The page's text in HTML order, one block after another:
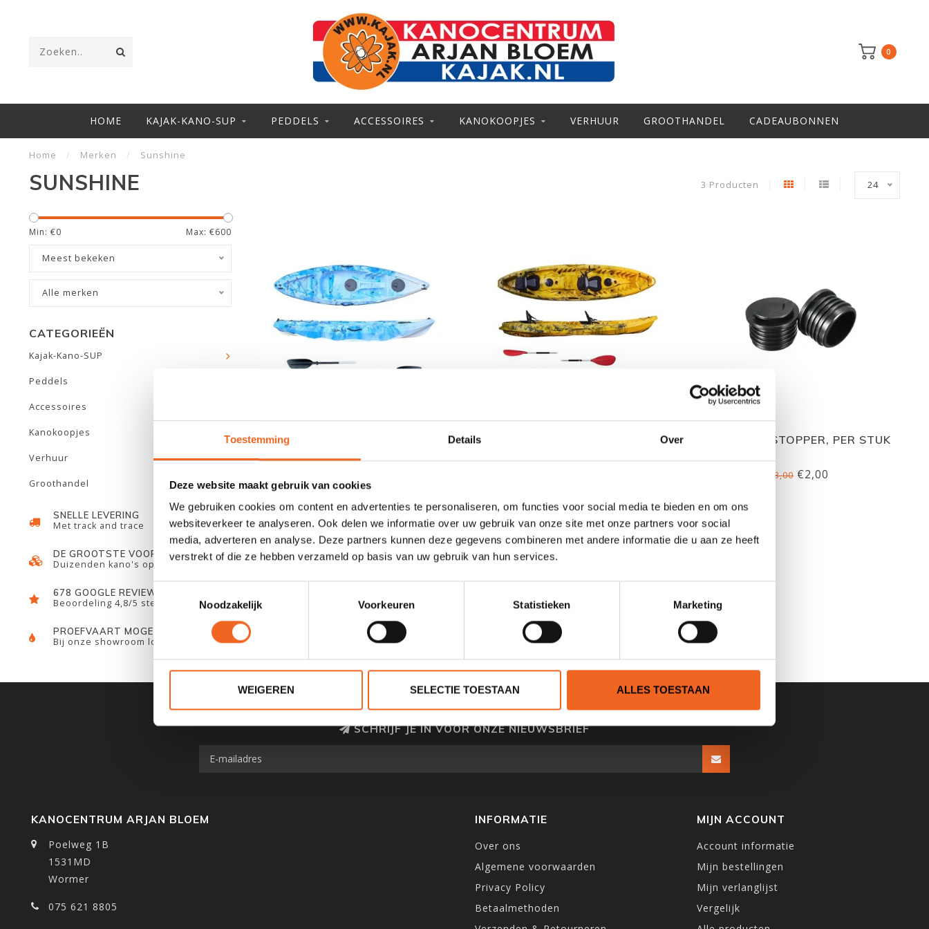
Toestemming Details Over
Deze website maakt gebruik van cookies
We gebruiken cookies om content en advertenties te personaliseren, om functies voor social media te bieden en om ons
websiteverkeer te analyseren. Ook delen we informatie over uw gebruik van onze site met onze partners voor social
media, adverteren en analyse. Deze partners kunnen deze gegevens combineren met andere informatie die u aan ze heeft
verstrekt of die ze hebben verzameld op basis van uw gebruik van hun services.
Noodzakelijk
Voorkeuren Statistieken Marketing
WEIGEREN SELECTIE TOESTAAN ALLES TOESTAAN
0
HOME KAJAK-KANO-SUP PEDDELS ACCESSOIRES KANOKOOPJES VERHUUR GROOTHANDEL CADEAUBONNEN
Home / Merken / Sunshine
SUNSHINE 3 Producten 24
Min: €0 Max: €600
Meest bekeken
Alle merken
CATEGORIEËN
Kajak-Kano-SUP
Peddels
Accessoires
Kanokoopjes
Verhuur
Groothandel
SNELLE LEVERING
Met track and trace
DE GROOTSTE VOORRAAD
Duizenden kano's op voorraad
678 GOOGLE REVIEWS
Beoordeling 4,8/5 sterren
PROEFVAART MOGELIJKHEID
Bij onze showroom locatie
SUNSHINE 300 LUXE, INCL.
ZIT/RUGSTEUN & PEDDEL
SUNSHINE 370 TANDEM, INCL.
SUNSHINE STOPPER, PER STUK
€3,00€2,00
SCHRIJF JE IN VOOR ONZE NIEUWSBRIEF
KANOCENTRUM ARJAN BLOEM
Poelweg 1B
1531MD
Wormer
075 621 8805
INFORMATIE
Over ons
Algemene voorwaarden
Privacy Policy
Betaalmethoden
MIJN ACCOUNT
Account informatie
Mijn bestellingen
Mijn verlanglijst
Vergelijk